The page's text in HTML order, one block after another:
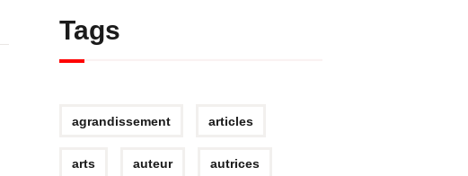
Tags
agrandissement articles
arts auteur autrices